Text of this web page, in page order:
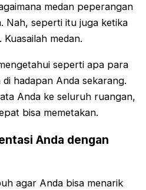
medan peperangan
Nah, seperti itu juga ketika
medan.
seperti apa para
hadapan Anda sekarang.
Anda ke seluruh ruangan,
bisa memetakan.
Anda dengan
agar Anda bisa menarik